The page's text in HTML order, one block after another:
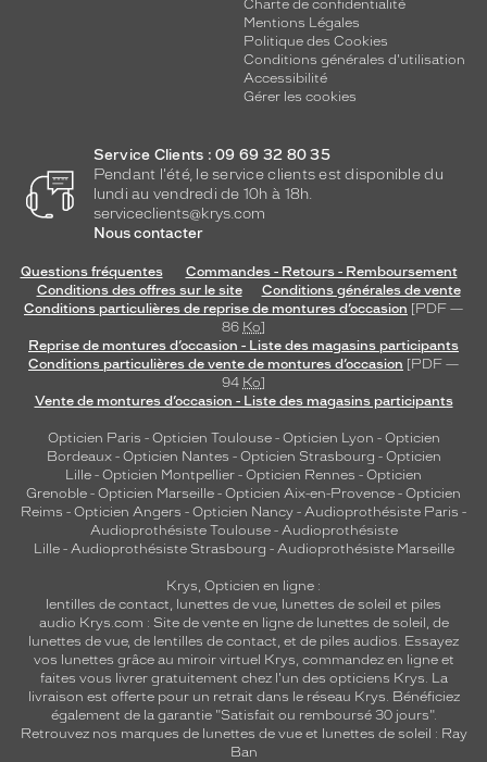
Charte de confidentialité
Mentions Légales
Politique des Cookies
Conditions générales d'utilisation
Accessibilité
Gérer les cookies
Service Clients : 09 69 32 80 35
Pendant l'été, le service clients est disponible du
lundi au vendredi de 10h à 18h.
serviceclients@krys.com
Nous contacter
Questions fréquentes
Commandes - Retours - Remboursement
Conditions des offres sur le site
Conditions générales de vente
Conditions particulières de reprise de montures d’occasion [PDF —
86 Ko]
Reprise de montures d’occasion - Liste des magasins participants
Conditions particulières de vente de montures d’occasion [PDF —
94 Ko]
Vente de montures d’occasion - Liste des magasins participants
Opticien Paris - Opticien Toulouse- Opticien Lyon - Opticien
Bordeaux- Opticien Nantes - Opticien Strasbourg - Opticien
Lille - Opticien Montpellier - Opticien Rennes - Opticien
Grenoble - Opticien Marseille - Opticien Aix-en-Provence - Opticien
Reims - Opticien Angers - Opticien Nancy - Audioprothésiste Paris -
Audioprothésiste Toulouse- Audioprothésiste
Lille- Audioprothésiste Strasbourg - Audioprothésiste Marseille
Krys, Opticien en ligne :
lentilles de contact, lunettes de vue, lunettes de soleil et piles
audio Krys.com : Site de vente en ligne de lunettes de soleil, de
lunettes de vue, de lentilles de contact, et de piles audios. Essayez
vos lunettes grâce au miroir virtuel Krys, commandez en ligne et
faites vous livrer gratuitement chez l'un des opticiens Krys. La
livraison est offerte pour un retrait dans le réseau Krys. Bénéficiez
également de la garantie "Satisfait ou remboursé 30 jours".
Retrouvez nos marques de lunettes de vue et lunettes de soleil : Ray
Ban